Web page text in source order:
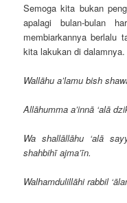
Semoga kita bukan
apalagi bulan-bulan
membiarkannya berlalu
kita lakukan di dalamnya.
Wallāhu a’lamu bish
Allāhumma a’innā ‘alā
Wa shallāllāhu ‘alā
shahbihī ajma’īn.
Walhamdulillāhi rabbil